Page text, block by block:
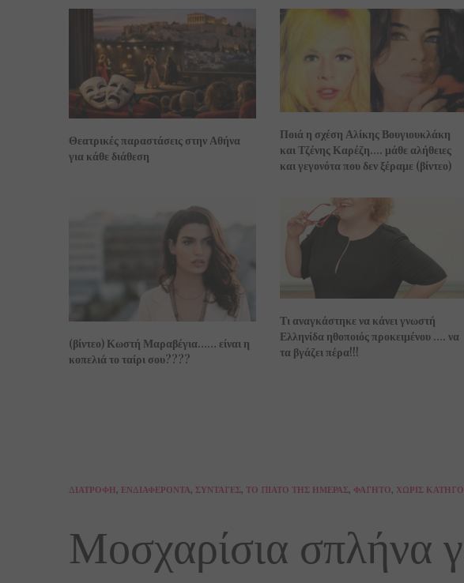
Θεατρικές παραστάσεις στην Αθήνα
για κάθε διάθεση
Ποιά η σχέση Αλίκης Βουγιουκλάκη
και Τζένης Καρέζη…. μάθε αλήθειες
και γεγονότα που δεν ξέραμε (βίντεο)
(βίντεο) Κωστή Μαραβέγια…… είναι η
κοπελιά το ταίρι σου????
Τι αναγκάστηκε να κάνει γνωστή
Ελληνίδα ηθοποιός προκειμένου …. να
τα βγάζει πέρα!!!
ΔΙΑΤΡΟΦΉ, ΕΝΔΙΑΦΈΡΟΝΤΑ, ΣΥΝΤΑΓΈΣ, ΤΟ ΠΙΆΤΟ ΤΗΣ ΗΜΈΡΑΣ, ΦΑΓΗΤΌ, ΧΩΡΊΣ
Μοσχαρίσια σπλήνα